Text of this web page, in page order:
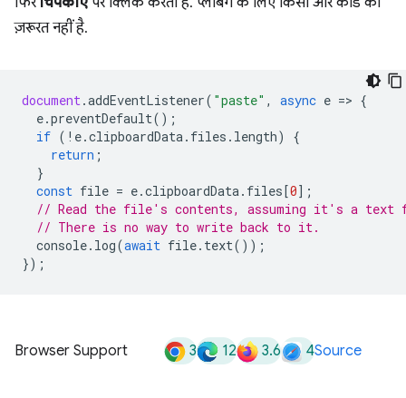
ज़रूरत नहीं है.
document.addEventListener( "paste" , async e => {
e.preventDefault();
if ( ! e.clipboardData. files . length)
{
return ;
}
const file = e.clipboardData. files[0];
// Read the file's contents, assuming it's a
// There is no way to write back to it.
console. log(await file. text());
});
Browser Support 3 12 3.6 4Source